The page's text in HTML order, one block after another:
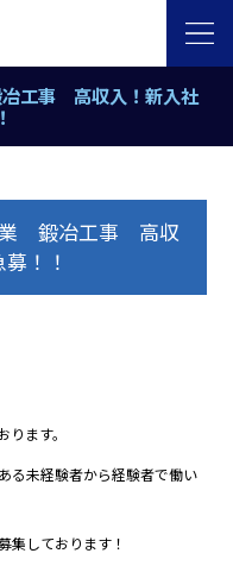
事 高収入！新入社
鍛冶工事 高収
！！
ます。
る未経験者から経験者で働い
集しております！